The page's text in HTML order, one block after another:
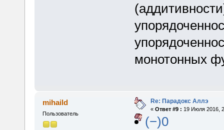
монотонных
mihaild
Пользователь
Re: Парадокс Аллэ
« Ответ #9 : 19 Июля 2016,
(−)0